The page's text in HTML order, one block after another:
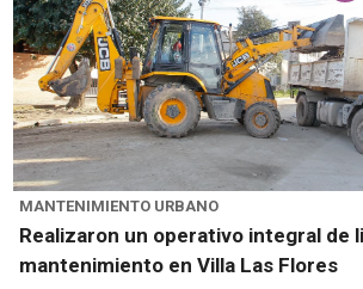
MANTENIMIENTO URBANO
Realizaron un operativo integral de
mantenimiento en Villa Las Flores